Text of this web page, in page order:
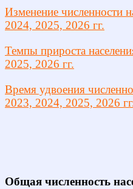
Изменение численности
2024, 2025, 2026 гг.
Темпы прироста
2025, 2026 гг.
Время удвоения
2023, 2024, 2025, 2026
Общая численность